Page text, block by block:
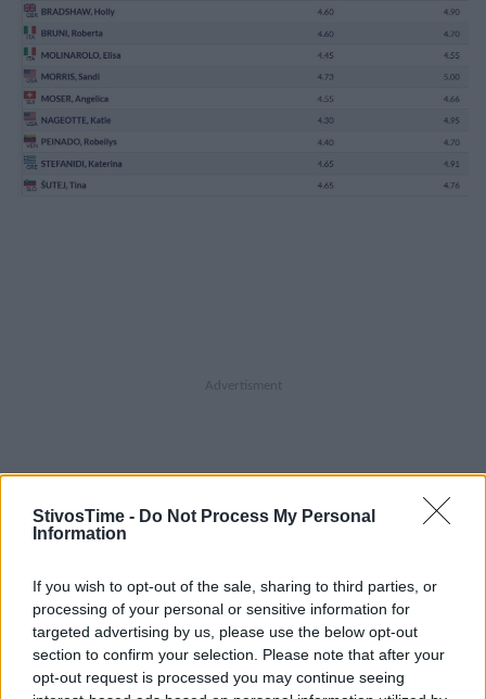
StivosTime - Do Not Process My Personal
Information
If you wish to opt-out of the sale, sharing to third parties, or
processing of your personal or sensitive information for
targeted advertising by us, please use the below opt-out
section to confirm your selection. Please note that after your
opt-out request is processed you may continue seeing
A+ A-
Εγγραφείτε στο Stivostime των